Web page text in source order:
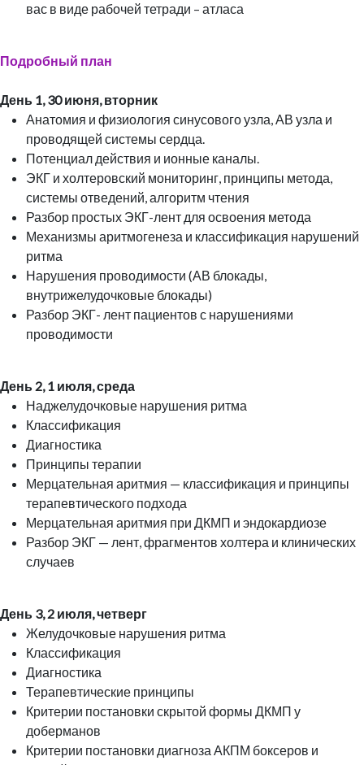
вас в виде рабочей тетради – атласа
Подробный план
День 1, 30 июня, вторник
Анатомия и физиология синусового узла, АВ узла и
проводящей системы сердца.
Потенциал действия и ионные каналы.
ЭКГ и холтеровский мониторинг, принципы метода,
системы отведений, алгоритм чтения
Разбор простых ЭКГ-лент для освоения метода
Механизмы аритмогенеза и классификация нарушений
ритма
Нарушения проводимости (АВ блокады,
внутрижелудочковые блокады)
Разбор ЭКГ- лент пациентов с нарушениями
проводимости
День 2, 1 июля, среда
Наджелудочковые нарушения ритма
Классификация
Диагностика
Принципы терапии
Мерцательная аритмия — классификация и принципы
терапевтического подхода
Мерцательная аритмия при ДКМП и эндокардиозе
Разбор ЭКГ — лент, фрагментов холтера и клинических
случаев
День 3, 2 июля, четверг
Желудочковые нарушения ритма
Классификация
Диагностика
Терапевтические принципы
Критерии постановки скрытой формы ДКМП у
доберманов
Критерии постановки диагноза АКПМ боксеров и